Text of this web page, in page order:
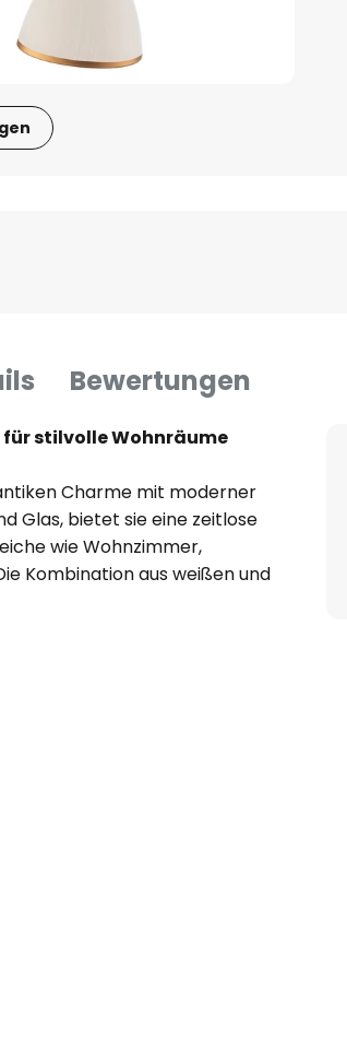
Bewertungen
stilvolle Wohnräume
Charme mit moderner
Glas, bietet sie eine zeitlose
wie Wohnzimmer,
Kombination aus weißen und
einladende Ausstrahlung,
eine flexible Anpassung der
Zudem überzeugt die
und Langlebigkeit